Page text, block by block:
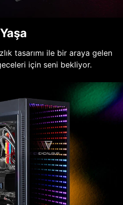
tasarımı ile bir araya gelen
için seni bekliyor.